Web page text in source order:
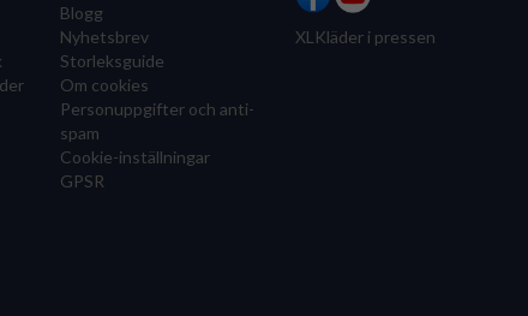
Blogg
Nyhetsbrev
Storleksguide
Om cookies
Personuppgifter och anti-
spam
Cookie-inställningar
GPSR
XLKläder i pressen